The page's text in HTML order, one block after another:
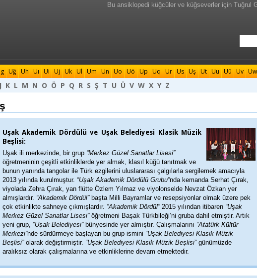
Bu ansiklopedi küğcüler ve küğseverler için Tuğrul
Uğ Uh Uı Ui Uj Uk Ul Um Un Uo Uö Up Uq Ur Us Uş Ut Uu Uü Uv Uw
J K L M N O Ö P Q R S Ş T U Ü V W X Y Z
Uşak Akademik Dördülü ve Uşak Belediyesi Klasik Müzik
Beşlisi:
Uşak ili merkezinde, bir grup “Merkez Güzel Sanatlar Lisesi”
öğretmeninin çeşitli etkinliklerde yer almak, klasıl küğü tanıtmak ve
bunun yanında tangolar ile Türk ezgilerini uluslararası çalgılarla sergilemek amacıyla
2013 yılında kurulmuştur. “Uşak Akademik Dördülü Grubu”nda kemanda Serhat Çırak,
viyolada Zehra Çırak, yan flütte Özlem Yılmaz ve viyolonselde Nevzat Özkan yer
almışlardır. “Akademik Dördül”başta Milli Bayramlar ve resepsiyonlar olmak üzere pek
çok etkinlikte sahneye çıkmışlardır. “Akademik Dördül”2015 yılından itibaren “Uşak
Merkez Güzel Sanatlar Lisesi”öğretmeni Başak Türkbileği’ni gruba dahil etmiştir. Artık
yeni grup, “Uşak Belediyesi”bünyesinde yer almıştır. Çalışmalarını “Atatürk Kültür
Merkezi”nde sürdürmeye başlayan bu grup ismini “Uşak Belediyesi Klasik Müzik
Beşlisi”olarak değiştirmiştir. “Uşak Belediyesi Klasik Müzik Beşlisi”günümüzde
aralıksız olarak çalışmalarına ve etkinliklerine devam etmektedir.